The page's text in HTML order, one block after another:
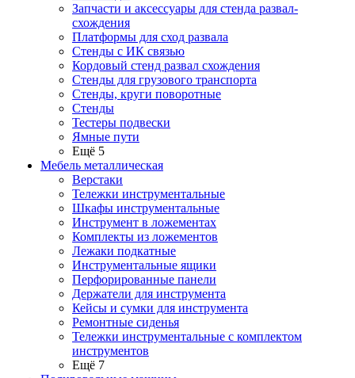
Запчасти и аксессуары для стенда развал-
схождения
Платформы для сход развала
Стенды с ИК связью
Кордовый стенд развал схождения
Стенды для грузового транспорта
Стенды, круги поворотные
Стенды
Тестеры подвески
Ямные пути
Ещё 5
Мебель металлическая
Верстаки
Тележки инструментальные
Шкафы инструментальные
Инструмент в ложементах
Комплекты из ложементов
Лежаки подкатные
Инструментальные ящики
Перфорированные панели
Держатели для инструмента
Кейсы и сумки для инструмента
Ремонтные сиденья
Тележки инструментальные с комплектом
инструментов
Ещё 7